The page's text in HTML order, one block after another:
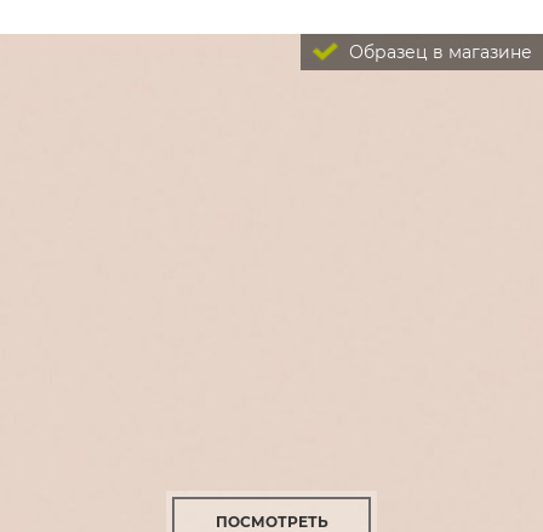
Образец в магазине
ПОСМОТРЕТЬ